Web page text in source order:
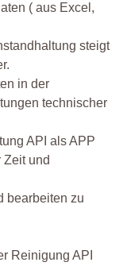
( aus Excel,
steigt
in der
technischer
API als APP
Zeit und
bearbeiten zu
Reinigung API